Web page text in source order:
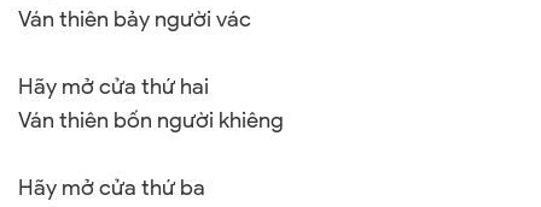
Ván thiên bảy người vác
Hãy mở cửa thứ hai
Ván thiên bốn người khiêng
Hãy mở cửa thứ ba